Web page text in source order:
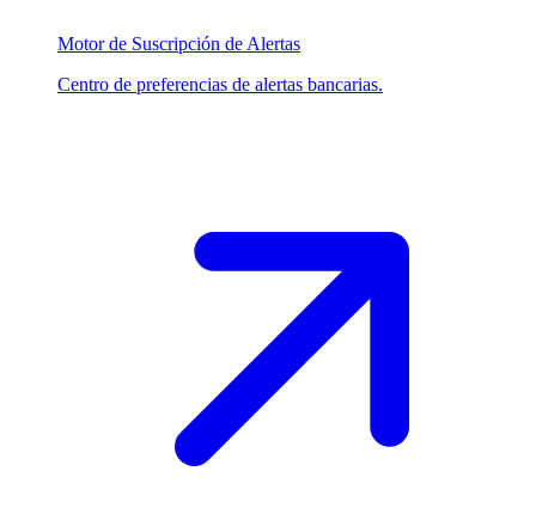
Motor de Suscripción de Alertas
Centro de preferencias de alertas bancarias.